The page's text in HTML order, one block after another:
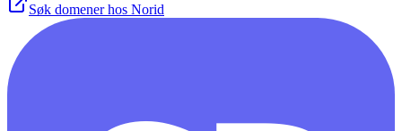
Søk domener hos Norid